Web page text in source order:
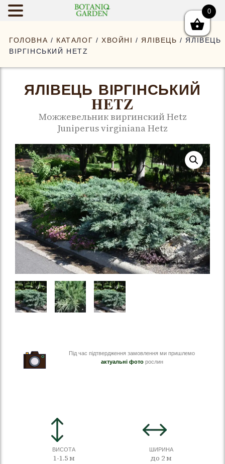
ГОЛОВНА / КАТАЛОГ /ХВОЙНІ / ЯЛІВЕЦЬ / ЯЛІВЕЦЬ
ВІРГІНСЬКИЙ HETZ
ЯЛІВЕЦЬ ВІРГІНСЬКИЙ
HETZ
Можжевельник виргинский Hetz
Juniperus virginiana Hetz
Під час підтвердження замовлення ми пришлемо
актуальні фоторослин
ВИСОТА
1-1.5 м
ШИРИНА
до 2 м
0